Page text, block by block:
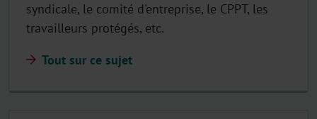
syndicale, le comité d'entreprise, le CPPT, les
travailleurs protégés, etc.
Tout sur ce sujet